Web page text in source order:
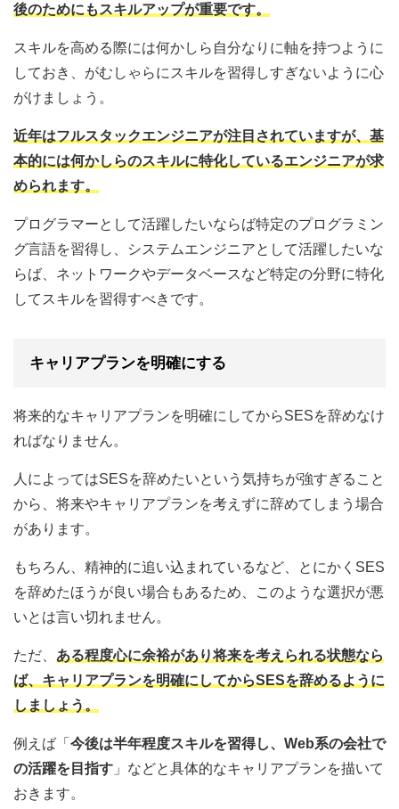
後のためにもスキルアップが重要です。
スキルを高める際には何かしら自分なりに軸を持つように
しておき、がむしゃらにスキルを習得しすぎないように心
がけましょう。
近年はフルスタックエンジニアが注目されていますが、基
本的には何かしらのスキルに特化しているエンジニアが求
められます。
プログラマーとして活躍したいならば特定のプログラミン
グ言語を習得し、システムエンジニアとして活躍したいな
らば、ネットワークやデータベースなど特定の分野に特化
してスキルを習得すべきです。
キャリアプランを明確にする
将来的なキャリアプランを明確にしてからSESを辞めなけ
ればなりません。
人によってはSESを辞めたいという気持ちが強すぎること
から、将来やキャリアプランを考えずに辞めてしまう場合
があります。
もちろん、精神的に追い込まれているなど、とにかくSES
を辞めたほうが良い場合もあるため、このような選択が悪
いとは言い切れません。
ただ、 ある程度心に余裕があり将来を考えられる状態なら
ば、キャリアプランを明確にしてからSESを辞めるように
しましょう。
例えば「 今後は半年程度スキルを習得し、Web系の会社で
の活躍を目指す 」などと具体的なキャリアプランを描いて
おきます。